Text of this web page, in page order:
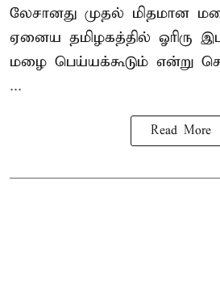
லேசானது முதல் மிதமான
ஏனைய தமிழகத்தில் ஓரிரு
மழை பெய்யக்கூடும் என்று
...
Read More